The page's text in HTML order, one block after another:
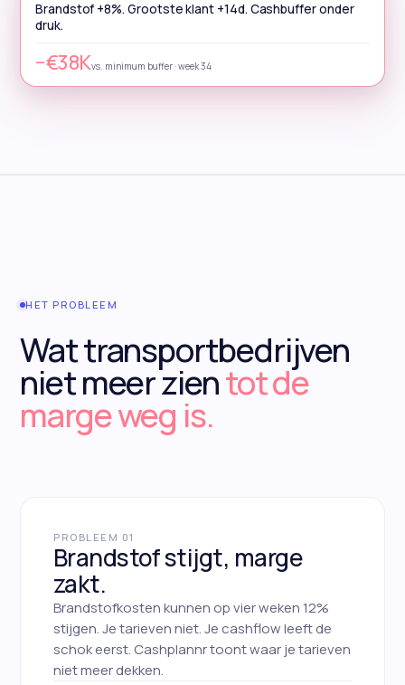
Brandstof +8%. Grootste klant +14d. Cashbuffer onder
druk.
−€38Kvs. minimum buffer · week 34
HET PROBLEEM
Wat transportbedrijven
niet meer zientot de
marge weg is.
PROBLEEM 01
Brandstof stijgt, marge
zakt.
Brandstofkosten kunnen op vier weken 12%
stijgen. Je tarieven niet. Je cashflow leeft de
schok eerst. Cashplannr toont waar je tarieven
niet meer dekken.